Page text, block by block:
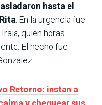
hasta el
. En la urgencia fue
quien horas
El hecho fue
Retorno: instan a
y chequear sus